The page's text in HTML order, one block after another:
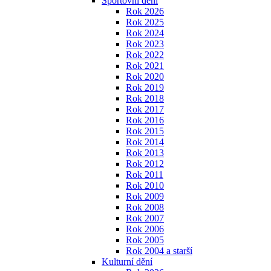
Rok 2026
Rok 2025
Rok 2024
Rok 2023
Rok 2022
Rok 2021
Rok 2020
Rok 2019
Rok 2018
Rok 2017
Rok 2016
Rok 2015
Rok 2014
Rok 2013
Rok 2012
Rok 2011
Rok 2010
Rok 2009
Rok 2008
Rok 2007
Rok 2006
Rok 2005
Rok 2004 a starší
Kulturní dění